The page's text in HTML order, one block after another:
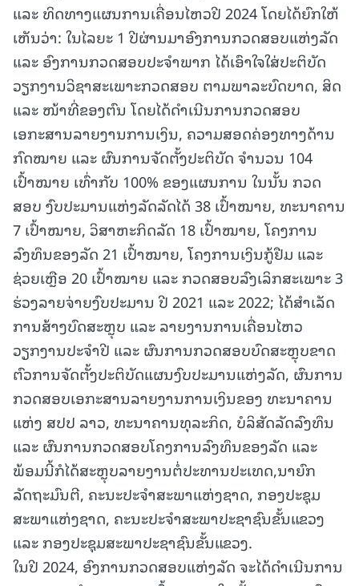
ແລະ ທິດທາງແຜນການເຄື່ອນໄຫວປີ 2024 ໂດຍໄດ້ຍົກໃຫ້
ເຫັນວ່າ: ໃນໄລຍະ 1 ປີຜ່ານມາອົງການກວດສອບແຫ່ງລັດ
ແລະ ອົງການກວດສອບປະຈໍາພາກ ໄດ້ເອົາໃຈໃສ່ປະຕິບັດ
ວຽກງານວິຊາສະເພາະກວດສອບ ຕາມພາລະບົດບາດ, ສິດ
ແລະ ໜ້າທີ່ຂອງຕົນ ໂດຍໄດ້ດໍາເນີນການກວດສອບ
ເອກະສານລາຍງານການເງິນ, ຄວາມສອດຄ່ອງທາງດ້ານ
ກົດໝາຍ ແລະ ຜົນການຈັດຕັ້ງປະຕິບັດ ຈໍານວນ 104
ເປົ້າໝາຍ ເທົ່າກັບ 100% ຂອງແຜນການ ໃນນັ້ນ ກວດ
ສອບ ງົບປະມານແຫ່ງລັດລັດໄດ້ 38 ເປົ້າໝາຍ, ທະນາຄານ
7 ເປົ້າໝາຍ, ວິສາຫະກິດລັດ 18 ເປົ້າໝາຍ, ໂຄງການ
ລົງທຶນຂອງລັດ 21 ເປົ້າໝາຍ, ໂຄງການເງິນກູ້ຢືມ ແລະ
ຊ່ວຍເຫຼືອ 20 ເປົ້າໝາຍ ແລະ ກວດສອບລົງເລິກສະເພາະ 3
ຮ່ວງລາຍຈ່າຍງົບປະມານ ປີ 2021 ແລະ 2022; ໄດ້ສໍາເລັດ
ການສ້າງບົດສະຫຼຸບ ແລະ ລາຍງານການເຄື່ອນໄຫວ
ວຽກງານປະຈໍາປີ ແລະ ຜົນການກວດສອບບົດສະຫຼຸບຂາດ
ຕົວການຈັດຕັ້ງປະຕິບັດແຜນງົບປະມານແຫ່ງລັດ, ຜົນການ
ກວດສອບເອກະສານລາຍງານການເງິນຂອງ ທະນາຄານ
ແຫ່ງ ສປປ ລາວ, ທະນາຄານທຸລະກິດ, ບໍລິສັດລັດລົງທຶນ
ແລະ ຜົນການກວດສອບໂຄງການລົງທຶນຂອງລັດ ແລະ
ພ້ອມນີ້ກໍໄດ້ສະຫຼຸບລາຍງານຕໍ່ປະທານປະເທດ,ນາຍົກ
ລັດຖະມົນຕີ, ຄະນະປະຈໍາສະພາແຫ່ງຊາດ, ກອງປະຊຸມ
ສະພາແຫ່ງຊາດ, ຄະນະປະຈໍາສະພາປະຊາຊົນຂັ້ນແຂວງ
ແລະ ກອງປະຊຸມສະພາປະຊາຊົນຂັ້ນແຂວງ.
ໃນປີ 2024, ອົງການກວດສອບແຫ່ງລັດ ຈະໄດ້ດໍາເນີນການ